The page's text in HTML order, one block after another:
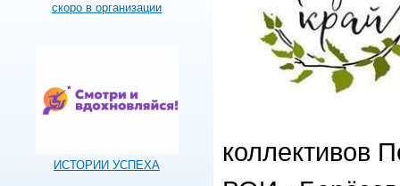
скоро в организации
ИСТОРИИ УСПЕХА
коллективов